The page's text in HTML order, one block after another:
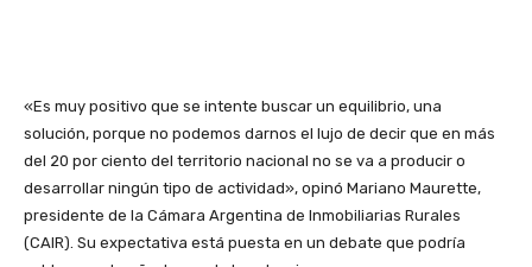
«Es muy positivo que se intente buscar un equilibrio, una
solución, porque no podemos darnos el lujo de decir que en más
del 20 por ciento del territorio nacional no se va a producir o
desarrollar ningún tipo de actividad», opinó Mariano Maurette,
presidente de la Cámara Argentina de Inmobiliarias Rurales
(CAIR). Su expectativa está puesta en un debate que podría